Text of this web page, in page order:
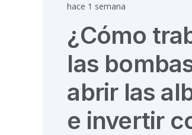
hace 1 semana
¿Cómo
las
abrir las
e invertir